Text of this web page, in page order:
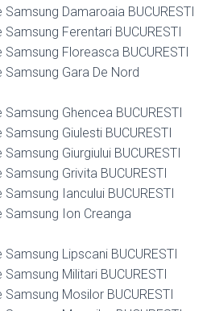
Damaroaia BUCURESTI
Ferentari BUCURESTI
Floreasca BUCURESTI
Samsung Gara De Nord
Ghencea BUCURESTI
Giulesti BUCURESTI
Giurgiului BUCURESTI
Grivita BUCURESTI
Iancului BUCURESTI
Samsung Ion Creanga
Lipscani BUCURESTI
Militari BUCURESTI
Mosilor BUCURESTI